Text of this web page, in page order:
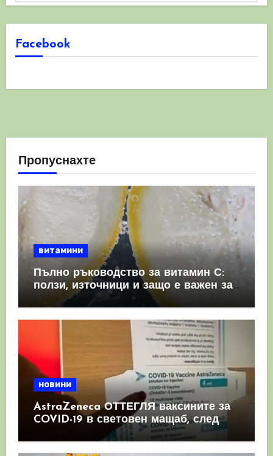
Facebook
Пропуснахте
витамини
Пълно ръководство за витамин С:
ползи, източници и защо е важен за
имунната система
новини
AstraZeneca ОТТЕГЛЯ ваксините за
COVID-19 в световен мащаб, след
като призна, че те причиняват
КРЪВНИ съсиреци